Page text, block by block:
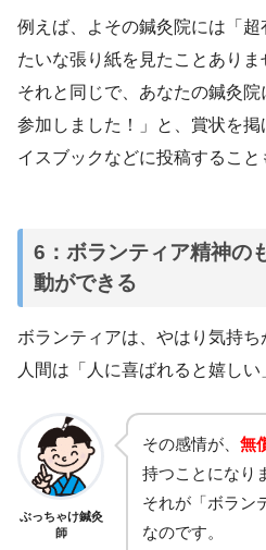
例えば、よその鍼灸院には「超
たいな張り紙を見たことありま
それと同じで、あなたの鍼灸
参加しました！」と、賞状を
イスブックなどに投稿すること
6：ボランティア精神の
動ができる
ボランティアは、やはり気持ち
人間は「人に喜ばれると嬉しい
ぶっちゃけ鍼灸
師
その感情が、 無
持つことになり
それが「ボラン
なのです。